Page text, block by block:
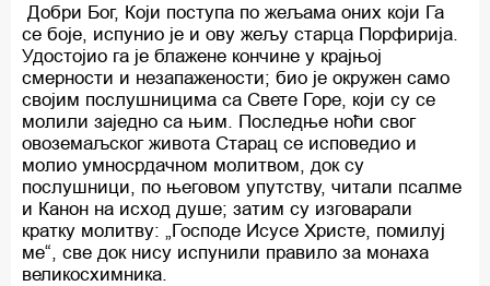
Добри Бог, Који поступа по жељама оних који Га
се боје, испунио је и ову жељу старца Порфирија.
Удостојио га је блажене кончине у крајњој
смерности и незапажености; био је окружен само
својим послушницима са Свете Горе, који су се
молили заједно са њим. Последње ноћи свог
овоземаљског живота Старац се исповедио и
молио умносрдачном молитвом, док су
послушници, по његовом упутству, читали псалме
и Канон на исход душе; затим су изговарали
кратку молитву: „Господе Исусе Христе, помилуј
ме“, све док нису испунили правило за монаха
великосхимника.